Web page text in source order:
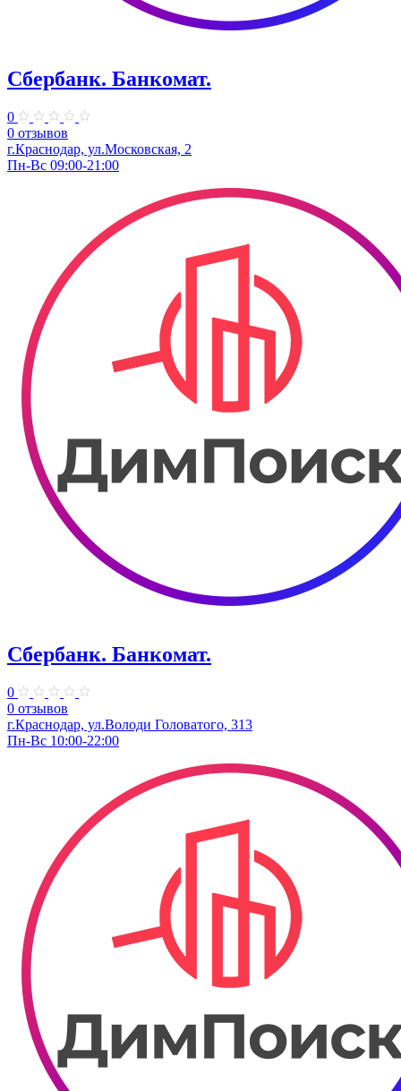
Сбербанк. Банкомат.
0
0 отзывов
г.Краснодар, ул.​Московская, 2
Пн-Вс 09:00-21:00
Сбербанк. Банкомат.
0
0 отзывов
г.Краснодар, ул.​Володи Головатого, 313
Пн-Вс 10:00-22:00